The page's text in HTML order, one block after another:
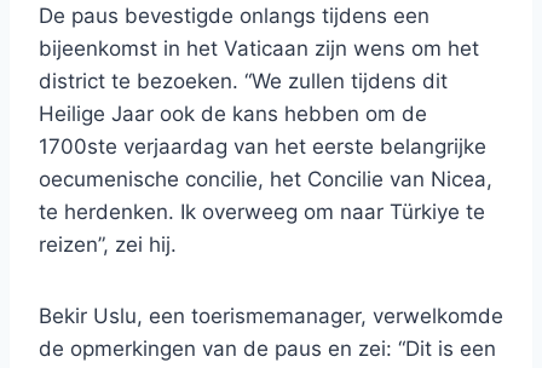
De paus bevestigde onlangs tijdens een
bijeenkomst in het Vaticaan zijn wens om het
district te bezoeken. “We zullen tijdens dit
Heilige Jaar ook de kans hebben om de
1700ste verjaardag van het eerste belangrijke
oecumenische concilie, het Concilie van Nicea,
te herdenken. Ik overweeg om naar Türkiye te
reizen”, zei hij.
Bekir Uslu, een toerismemanager, verwelkomde
de opmerkingen van de paus en zei: “Dit is een